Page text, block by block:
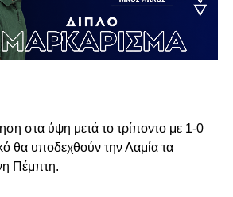
στα ύψη μετά το τρίποντο με 1-0
θα υποδεχθούν την Λαμία τα
Πέμπτη.